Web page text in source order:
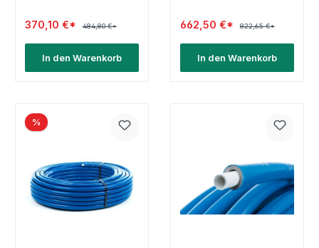
370,10 €* 484,80 €*
In den Warenkorb
662,50 €* 822,65 €*
In den Warenkorb
%